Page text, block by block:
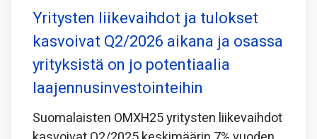
Yritysten liikevaihdot ja tulokset
kasvoivat Q2/2026 aikana ja osassa
yrityksistä on jo potentiaalia
laajennusinvestointeihin
Suomalaisten OMXH25 yritysten liikevaihdot